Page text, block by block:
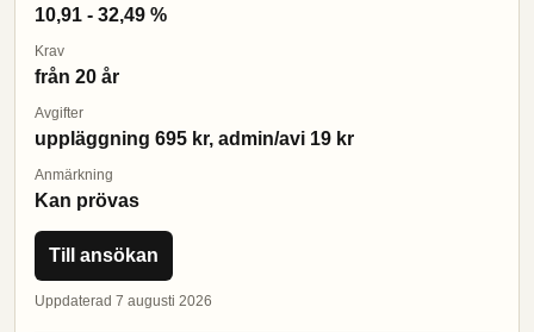
10,91 - 32,49 %
Krav
från 20 år
Avgifter
uppläggning 695 kr, admin/avi 19 kr
Anmärkning
Kan prövas
Till ansökan
Uppdaterad 7 augusti 2026